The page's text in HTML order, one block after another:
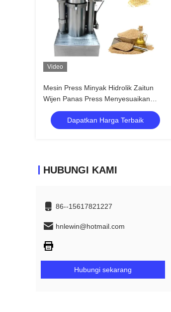
Video
Mesin Press Minyak Hidrolik Zaitun
Wijen Panas Press Menyesuaikan
Tegangan
Dapatkan Harga Terbaik
HUBUNGI KAMI
86--15617821227
hnlewin@hotmail.com
Hubungi sekarang